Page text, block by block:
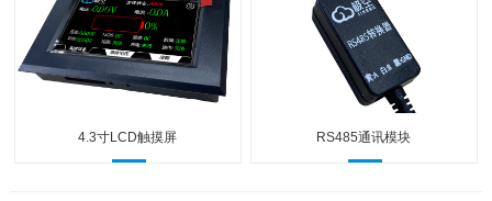
4.3寸LCD触摸屏 RS485通讯模块